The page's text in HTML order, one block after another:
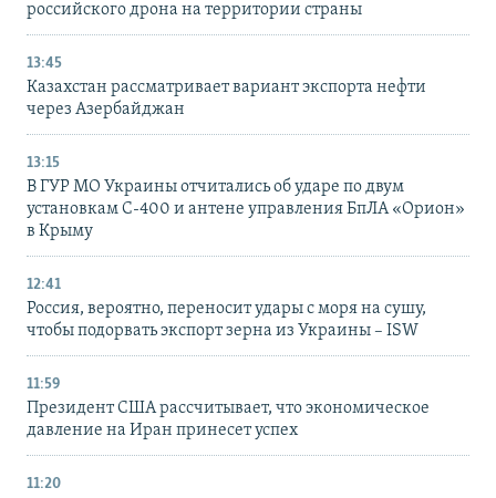
российского дрона на территории страны
13:45
Казахстан рассматривает вариант экспорта нефти
через Азербайджан
13:15
В ГУР МО Украины отчитались об ударе по двум
установкам С-400 и антене управления БпЛА «Орион»
в Крыму
12:41
Россия, вероятно, переносит удары с моря на сушу,
чтобы подорвать экспорт зерна из Украины – ISW
11:59
Президент США рассчитывает, что экономическое
давление на Иран принесет успех
11:20